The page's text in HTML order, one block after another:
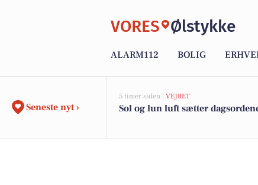
VORES Ølstykke
ALARM112 BOLIG
Seneste nyt ›
5 timer siden | VEJRET
Sol og lun luft sætter